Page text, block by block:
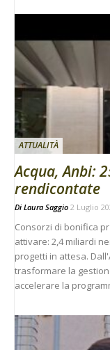
ATTUALITÀ
Acqua, Anbi:
rendicontate
Di Laura Saggio 2 Luglio
Consorzi di bonifica
attivare: 2,4 miliardi
progetti in attesa.
trasformare la
accelerare la